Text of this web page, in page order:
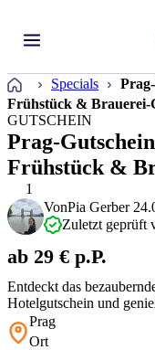
Startseite
Specials
Frühstück & Brauerei-
1
GUTSCHEIN
Prag-
Frühstück &
Entdeckt das
Hotelgutschein und
Genuss. Für den Preis,
aus einer Vielzahl von
VonPia Gerber
Zuletzt geprüft
ab 29 € p.P.
Prag
Ort